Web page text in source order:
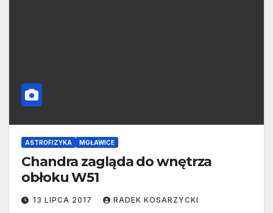
ASTROFIZYKA MGŁAWICE
Chandra zagląda do wnętrza
obłoku W51
13 LIPCA 2017 RADEK KOSARZYCKI